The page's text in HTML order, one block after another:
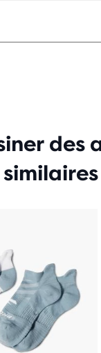
des
similaires